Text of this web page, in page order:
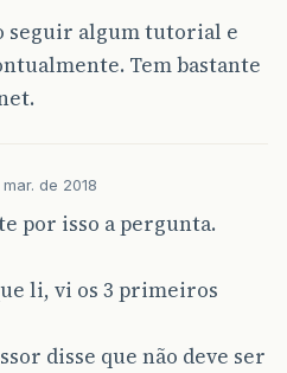
seguir algum tutorial e
Tem bastante
de 2018
por isso a pergunta.
li, vi os 3 primeiros
disse que não deve ser